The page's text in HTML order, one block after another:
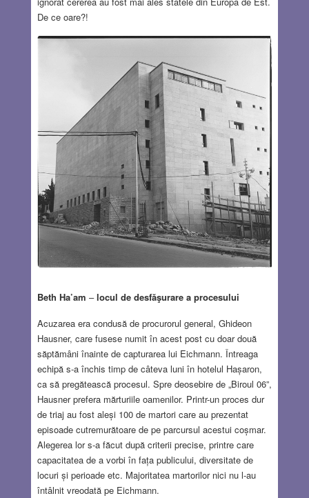
De ce oare?!
Beth Ha’am –locul de desfăşurare a procesului
Acuzarea era condusă de procurorul general, Ghideon
Hausner, care fusese numit în acest post cu doar două
săptămâni înainte de capturarea lui Eichmann. Întreaga
echipă s-a închis timp de câteva luni în hotelul Hașaron,
ca să pregătească procesul. Spre deosebire de „Biroul 06”,
Hausner prefera mărturiile oamenilor. Printr-un proces dur
de triaj au fost aleși 100 de martori care au prezentat
episoade cutremurătoare de pe parcursul acestui coșmar.
Alegerea lor s-a făcut după criterii precise, printre care
capacitatea de a vorbi în fața publicului, diversitate de
locuri și perioade etc. Majoritatea martorilor nici nu l-au
întâlnit vreodată pe Eichmann.